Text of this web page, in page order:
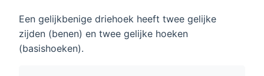
Een gelijkbenige driehoek heeft twee gelijke
zijden (benen) en twee gelijke hoeken
(basishoeken).